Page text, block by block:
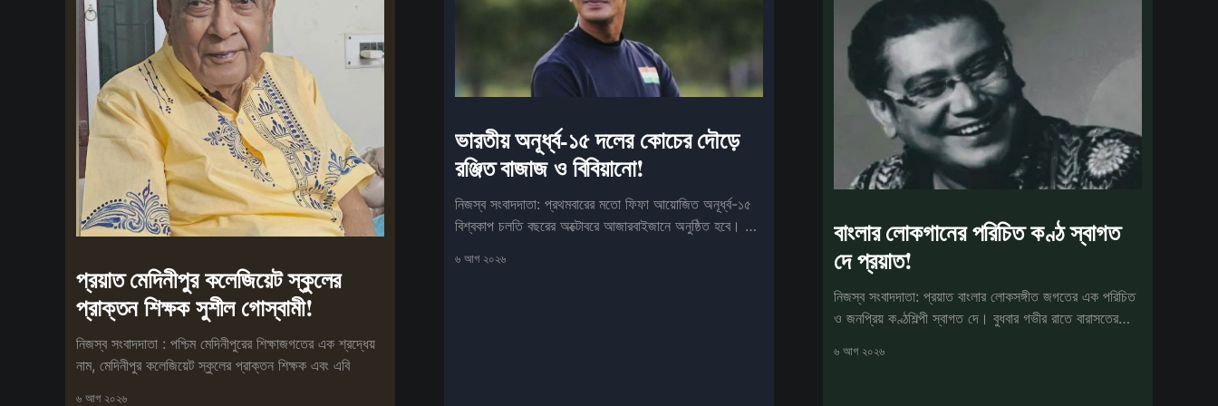
প্রয়াত মেদিনীপুর কলেজিয়েট স্কুলের
প্রাক্তন শিক্ষক সুশীল গোস্বামী!
নিজস্ব সংবাদদাতা : পশ্চিম মেদিনীপুরের শিক্ষাজগতের এক শ্রদ্ধেয়
নাম, মেদিনীপুর কলেজিয়েট স্কুলের প্রাক্তন শিক্ষক এবং এবি
৬ আগ ২০২৬
ভারতীয় অনূর্ধ্ব-১৫ দলের কোচের দৌড়ে
রঞ্জিত বাজাজ ও বিবিয়ানো!
নিজস্ব সংবাদদাতা: প্রথমবারের মতো ফিফা আয়োজিত অনূর্ধ্ব-১৫
বিশ্বকাপ চলতি বছরের অক্টোবরে আজারবাইজানে অনুষ্ঠিত হবে। এই
৬ আগ ২০২৬
বাংলার লোকগানের পরিচিত কণ্ঠ স্বাগত
দে প্রয়াত!
নিজস্ব সংবাদদাতা: প্রয়াত বাংলার লোকসঙ্গীত জগতের এক পরিচিত
ও জনপ্রিয় কণ্ঠশিল্পী স্বাগত দে। বুধবার গভীর রাতে বারাসতের
৬ আগ ২০২৬